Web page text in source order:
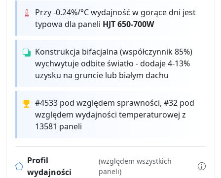
Przy -0.24%/°C wydajność w gorące dni jest
typowa dla paneli HJT 650-700W
Konstrukcja bifacjalna (współczynnik 85%)
wychwytuje odbite światło - dodaje 4-13%
uzysku na gruncie lub białym dachu
#4533 pod względem sprawności, #32 pod
względem wydajności temperaturowej z
13581 paneli
Profil
wydajności
(względem wszystkich
paneli)